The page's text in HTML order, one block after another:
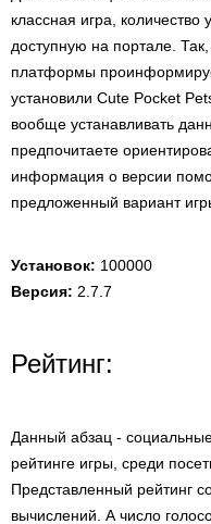
классная игра,
доступную на портале.
платформы
установили Cute Pocket
вообще устанавливать
предпочитаете
информация о версии
предложенный вариант
Установок: 100000
Версия: 2.7.7
Рейтинг:
Данный абзац -
рейтинге игры, среди
Представленный рейтинг
вычислений. А число